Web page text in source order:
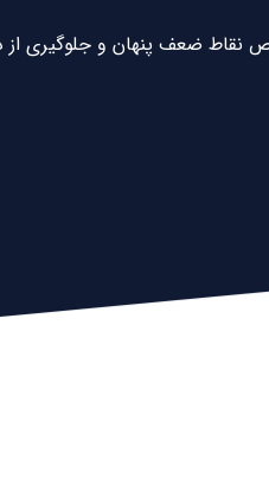
نقاط ضعف پنهان و جلوگیری از